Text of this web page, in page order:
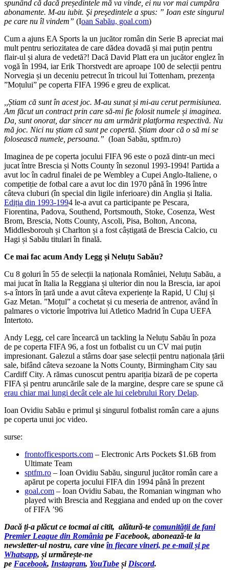
spunând că dacă președintele mă va vinde, ei nu vor mai cumpăra
abonamente. M-au iubit. Şi preşedintele a spus: ” Ioan este singurul
pe care nu îl vindem” (Ioan Sabău, goal.com)
Cum a ajuns EA Sports la un jucător român din Serie B apreciat mai
mult pentru seriozitatea de care dădea dovadă și mai puțin pentru
flair-ul și alura de vedetă?! Dacă David Platt era un jucător englez în
vogă în 1994, iar Erik Thorstvedt are aproape 100 de selecții pentru
Norvegia și un deceniu petrecut în tricoul lui Tottenham, prezența
”Moțului” pe coperta FIFA 1996 e greu de explicat.
,,Știam că sunt în acest joc. M-au sunat și mi-au cerut permisiunea.
Am făcut un contract prin care să-mi fie folosit numele și imaginea.
Da, sunt onorat, dar sincer nu am urmărit platforma respectivă. Nu
mă joc. Nici nu știam că sunt pe copertă. Știam doar că o să mi se
folosească numele, persoana.” (Ioan Sabău, sptfm.ro)
Imaginea de pe coperta jocului FIFA 96 este o poză dintr-un meci
jucat între Brescia și Notts County în sezonul 1993-1994! Partida a
avut loc în cadrul finalei de pe Wembley a Cupei Anglo-Italiene, o
competiție de fotbal care a avut loc din 1970 până în 1996 între
câteva cluburi (în special din ligile inferioare) din Anglia și Italia.
Ediția din 1993-1994 le-a avut ca participante pe Pescara,
Fiorentina, Padova, Southend, Portsmouth, Stoke, Cosenza, West
Brom, Brescia, Notts County, Ascoli, Pisa, Bolton, Ancona,
Middlesborouh și Charlton și a fost câștigată de Brescia Calcio, cu
Hagi și Sabău titulari în finală.
Ce mai fac acum Andy Legg și Neluțu Sabău?
Cu 8 goluri în 55 de selecții la naționala României, Neluțu Sabău, a
mai jucat în Italia la Reggiana și ulterior din nou la Brescia, iar apoi
s-a întors în țară unde a avut câteva experiențe la Rapid, U Cluj și
Gaz Metan. ”Moțul” a cochetat și cu meseria de antrenor, având în
palmares o victorie împotriva lui Atletico Madrid în Cupa UEFA
Intertoto.
Andy Legg, cel care încearcă un tackling la Neluțu Sabău în poza
de pe coperta FIFA 96, a fost un fotbalist cu un CV mai puțin
impresionant. Galezul a stârns doar șase selecții pentru naționala țării
sale, bifând câteva sezoane la Notts County, Birmingham City sau
Cardiff City. A rămas cunoscut pentru apariția bizară de pe coperta
FIFA și pentru aruncările sale de la margine, despre care se spune că
erau chiar mai lungi decât cele ale lui celebrului Rory Delap.
Ioan Ovidiu Sabău e primul şi singurul fotbalist român care a ajuns
pe coperta unui joc video.
surse:
frontofficesports.com – Electronic Arts Pockets $1.6B from
Ultimate Team
sptfm.ro – Ioan Ovidiu Sabău, singurul jucător român care a
apărut pe coperta jocului FIFA din 1994 până în prezent
goal.com – Ioan Ovidiu Sabau, the Romanian wingman who
played with Brescia and Reggiana and ended up on the cover
of FIFA ’96
Dacă ți-a plăcut ce tocmai ai citit, alătură-te comunității de fani
Premier League din România pe Facebook, abonează-te la
newsletter-ul nostru, care vine în fiecare vineri, pe e-mail și pe
Whatsapp, și urmărește-ne
pe Facebook, Instagram, YouTube și Discord.